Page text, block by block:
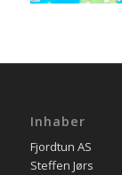
Inhaber
Fjordtun AS
Steffen Jørs